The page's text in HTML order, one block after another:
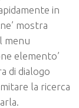
in
mostra
menu
elemento’
di dialogo
la ricerca